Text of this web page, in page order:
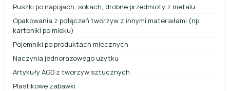
Puszki po napojach, sokach, drobne przedmioty z metalu
Opakowania z połączeń tworzyw z innymi materiałami (np.
kartoniki po mleku)
Pojemniki po produktach mlecznych
Naczynia jednorazowego użytku
Artykuły AGD z tworzyw sztucznych
Plastikowe zabawki